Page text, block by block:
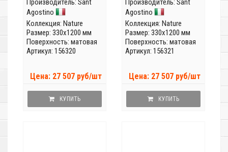
Производитель: Sant
Agostino
Коллекция: Nature
Размер: 330x1200 мм
Поверхность: матовая
Артикул: 156320
Цена: 27 507 руб/шт
КУПИТЬ
Производитель: Sant
Agostino
Коллекция: Nature
Размер: 330x1200 мм
Поверхность: матовая
Артикул: 156321
Цена: 27 507 руб/шт
КУПИТЬ